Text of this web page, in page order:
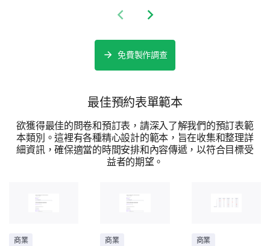
Share your overall experience and any additional
comments you have for us.
Please, share any additional comments or
suggestions you have to improve our
product/services.
Previous slide
Next slide
免費製作調查
最佳預約表單範本
欲獲得最佳的問卷和預訂表，請深入了解我們的預訂表範
本類別。這裡有各種精心設計的範本，旨在收集和整理詳
細資訊，確保適當的時間安排和內容傳遞，以符合目標受
益者的期望。
商業 商業 商業